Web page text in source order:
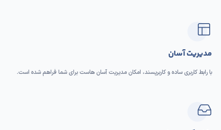
مدیریت آسان
با رابط کاربری ساده و کاربرپسند، امکان مدیریت آسان هاست برای شما فراهم شده است.